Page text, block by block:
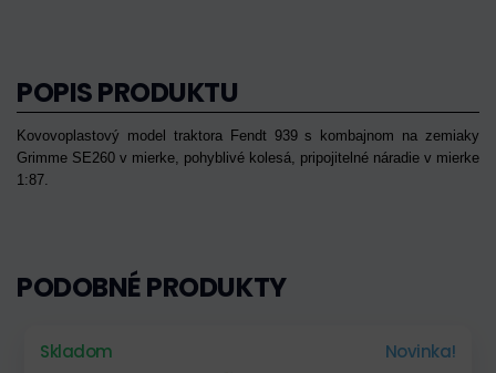
POPIS PRODUKTU
Kovovoplastový model traktora Fendt 939 s kombajnom na zemiaky
Grimme SE260 v mierke, pohyblivé kolesá, pripojitelné náradie v mierke
1:87.
PODOBNÉ PRODUKTY
Skladom Novinka!